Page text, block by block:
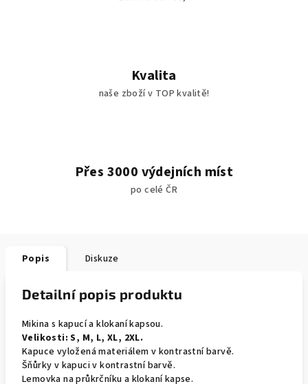
Kvalita
naše zboží v TOP kvalitě!
Přes 3000 výdejních míst
po celé ČR
Popis Diskuze
Detailní popis produktu
Mikina s kapucí a klokaní kapsou.
Velikosti: S, M, L, XL, 2XL.
Kapuce vyložená materiálem v kontrastní barvě.
Šňůrky v kapuci v kontrastní barvě.
Lemovka na průkrčníku a klokaní kapse.